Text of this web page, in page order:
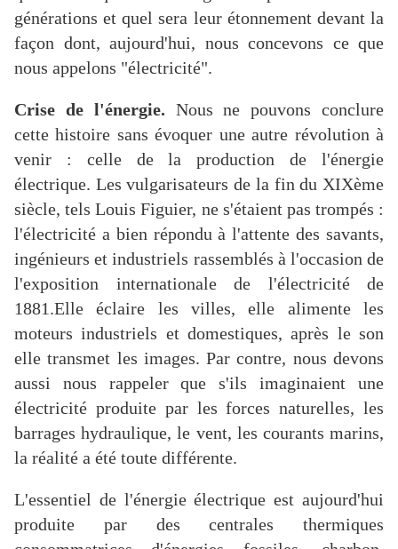
générations et quel sera leur étonnement devant la
façon dont, aujourd'hui, nous concevons ce que
nous appelons "électricité".
Crise de l'énergie. Nous ne pouvons conclure
cette histoire sans évoquer une autre révolution à
venir : celle de la production de l'énergie
électrique. Les vulgarisateurs de la fin du XIXème
siècle, tels Louis Figuier, ne s'étaient pas trompés :
l'électricité a bien répondu à l'attente des savants,
ingénieurs et industriels rassemblés à l'occasion de
l'exposition internationale de l'électricité de
1881.Elle éclaire les villes, elle alimente les
moteurs industriels et domestiques, après le son
elle transmet les images. Par contre, nous devons
aussi nous rappeler que s'ils imaginaient une
électricité produite par les forces naturelles, les
barrages hydraulique, le vent, les courants marins,
la réalité a été toute différente.
L'essentiel de l'énergie électrique est aujourd'hui
produite par des centrales thermiques